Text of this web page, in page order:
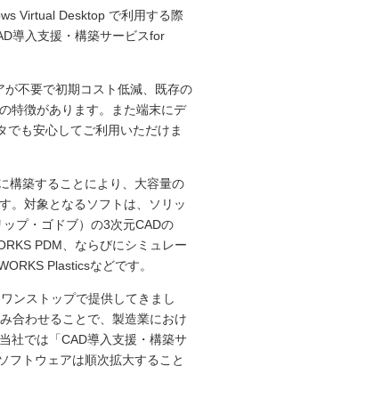
Virtual Desktop で利用する際
導入支援・構築サービスfor
不要で初期コスト低減、既存の
特徴があります。また端末にデ
でも安心してご利用いただけま
構築することにより、大容量の
。対象となるソフトは、ソリッ
プ・ゴドブ）の3次元CADの
PDM、ならびにシミュレー
Plasticsなどです。
ンストップで提供してきまし
合わせることで、製造業におけ
社では「CAD導入支援・構築サ
フトウェアは順次拡大すること